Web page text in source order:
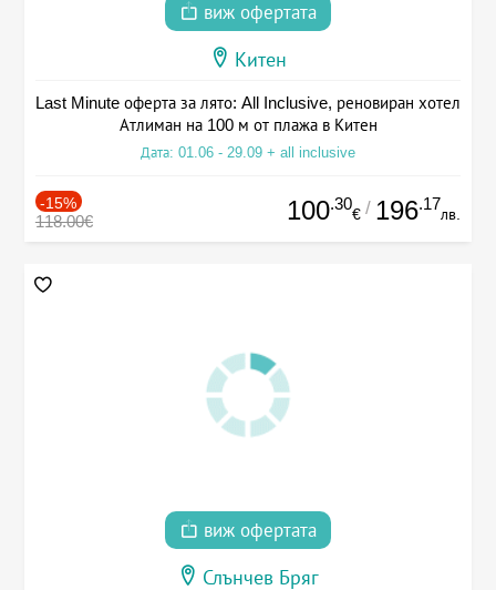
виж офертата
Китен
Last Minute оферта за лято: All Inclusive, реновиран хотел
Атлиман на 100 м от плажа в Китен
Дата: 01.06 - 29.09 + all inclusive
-15%
118.00€ 100.30
€ / 196.17
лв.
виж офертата
Слънчев Бряг